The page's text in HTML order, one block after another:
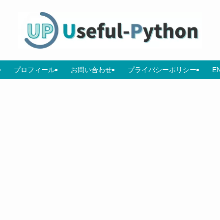
プロフィール お問い合わせ プライバシーポリシー